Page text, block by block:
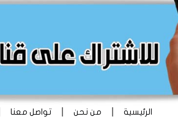
الرئيسية من نحن تواصل معنا